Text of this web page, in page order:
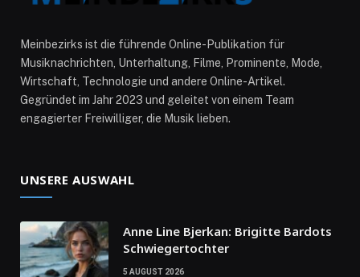
Meinbezirks ist die führende Online-Publikation für
Musiknachrichten, Unterhaltung, Filme, Prominente, Mode,
Wirtschaft, Technologie und andere Online-Artikel.
Gegründet im Jahr 2023 und geleitet von einem Team
engagierter Freiwilliger, die Musik lieben.
UNSERE AUSWAHL
Anne Line Bjerkan: Brigitte Bardots
Schwiegertochter
5 AUGUST 2026